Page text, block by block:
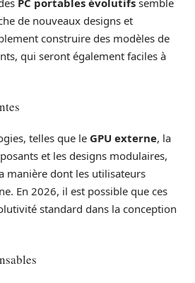
PC portables évolutifs semble
de nouveaux designs et
construire des modèles de
qui seront également faciles à
telles que le GPU externe, la
et les designs modulaires,
manière dont les utilisateurs
En 2026, il est possible que ces
standard dans la conception